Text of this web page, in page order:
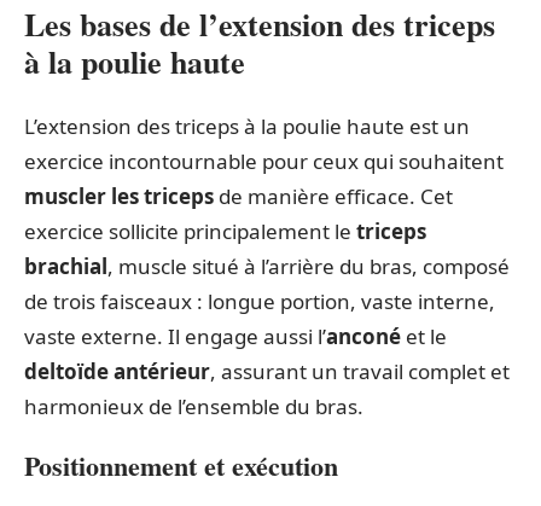
Les bases de l’extension des triceps
à la poulie haute
L’extension des triceps à la poulie haute est un
exercice incontournable pour ceux qui souhaitent
muscler les triceps de manière efficace. Cet
exercice sollicite principalement le triceps
brachial, muscle situé à l’arrière du bras, composé
de trois faisceaux : longue portion, vaste interne,
vaste externe. Il engage aussi l’anconé et le
deltoïde antérieur, assurant un travail complet et
harmonieux de l’ensemble du bras.
Positionnement et exécution